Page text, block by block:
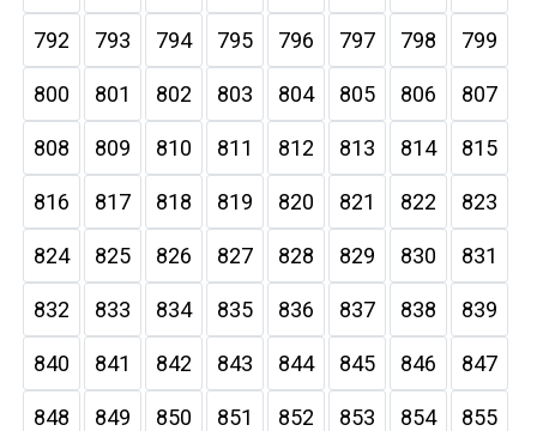
792 793 794 795 796 797 798 799
800 801 802 803 804 805 806 807
808 809 810 811 812 813 814 815
816 817 818 819 820 821 822 823
824 825 826 827 828 829 830 831
832 833 834 835 836 837 838 839
840 841 842 843 844 845 846 847
848 849 850 851 852 853 854 855